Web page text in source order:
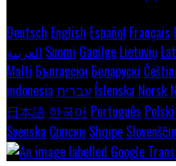
Deutsch English Español Français
العربية Suomi Gaeilge Lietuvių
Malti Български Беларускі
indonesia עברית Íslenska Norsk
日本語 한국어 Português Polski
Svenska Српски Shqipe